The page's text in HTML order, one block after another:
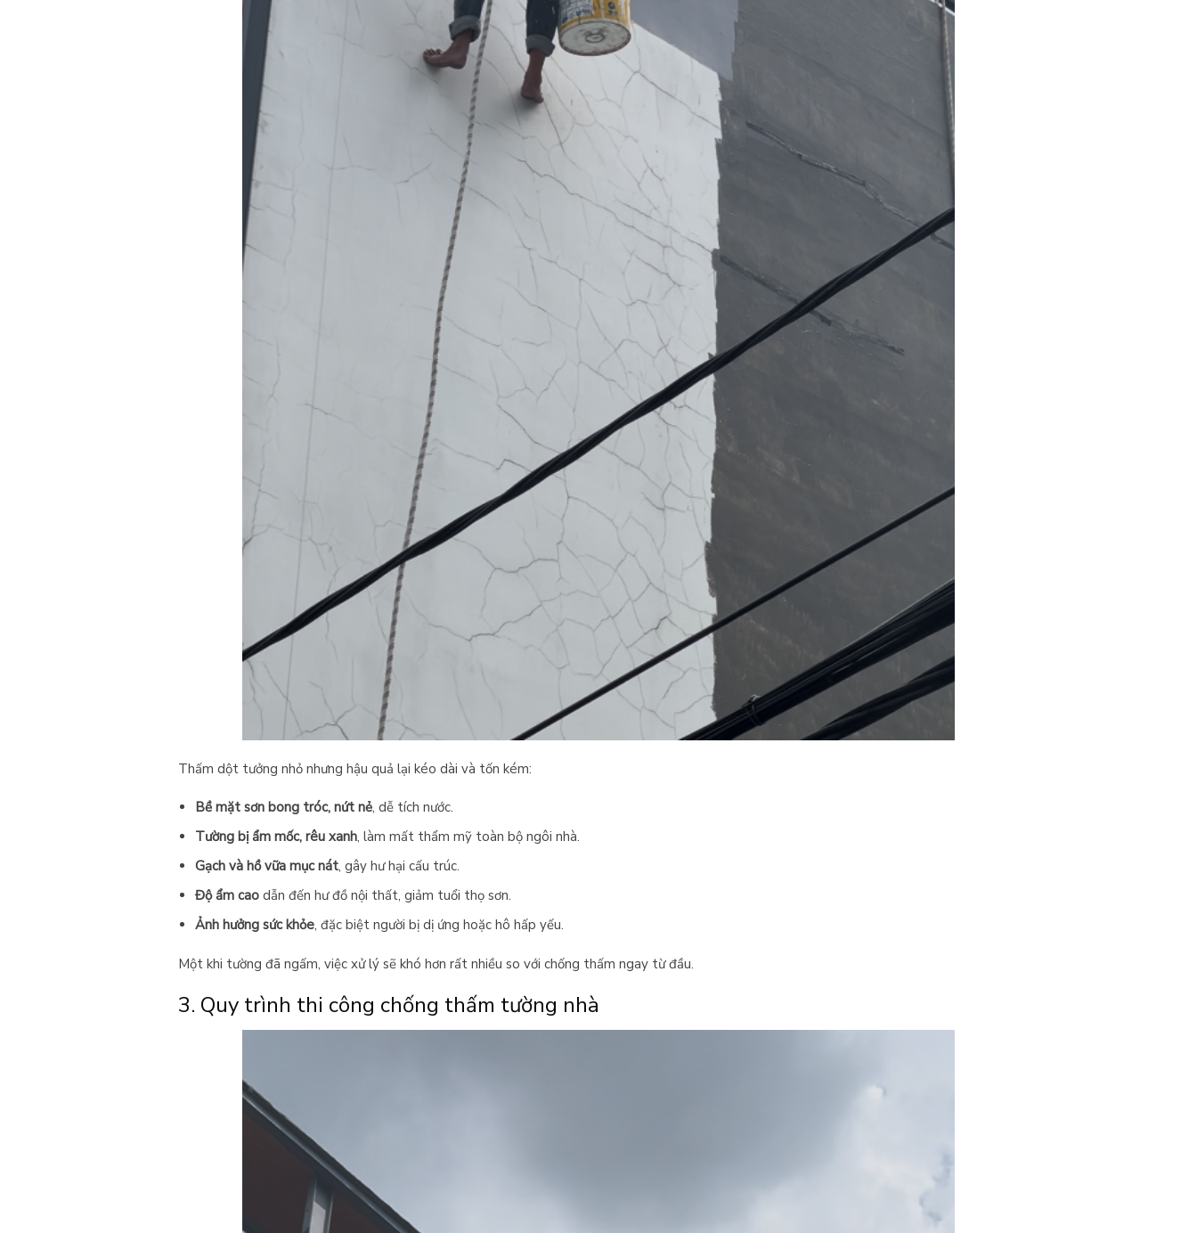
Thấm dột tưởng nhỏ nhưng hậu quả lại kéo dài và tốn kém:
Bề mặt sơn bong tróc, nứt nẻ, dễ tích nước.
Tường bị ẩm mốc, rêu xanh, làm mất thẩm mỹ toàn bộ ngôi nhà.
Gạch và hồ vữa mục nát, gây hư hại cấu trúc.
Độ ẩm cao dẫn đến hư đồ nội thất, giảm tuổi thọ sơn.
Ảnh hưởng sức khỏe, đặc biệt người bị dị ứng hoặc hô hấp yếu.
Một khi tường đã ngấm, việc xử lý sẽ khó hơn rất nhiều so với chống thấm ngay từ đầu.
3. Quy trình thi công chống thấm tường nhà